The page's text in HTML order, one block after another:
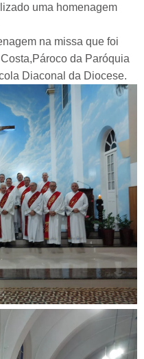
uma homenagem
na missa que foi
da Paróquia
Diaconal da Diocese.